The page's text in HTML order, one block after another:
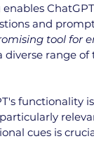
enables
and
tool for
range
functionality
particularly
cues is